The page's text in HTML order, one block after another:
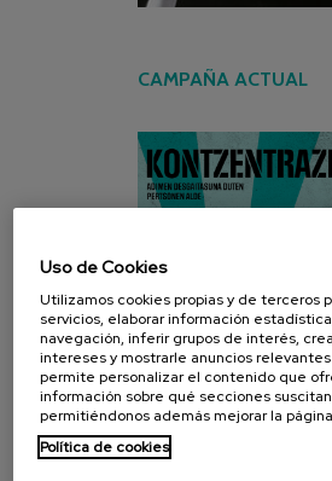
CAMPAÑA ACTUAL
Uso de Cookies
Utilizamos cookies propias y de terceros
servicios, elaborar información
navegación, inferir grupos de interés,
intereses y mostrarle anuncios
permite personalizar el contenido que
información sobre qué secciones
permitiéndonos además mejorar la
Política de cookies